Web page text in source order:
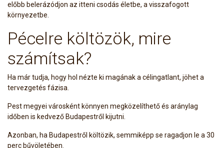
előbb belerázódjon az itteni csodás életbe, a visszafogott
környezetbe.
Pécelre költözök, mire
számítsak?
Ha már tudja, hogy hol nézte ki magának a célingatlant, jöhet a
tervezgetés fázisa.
Pest megyei városként könnyen megközelíthető és aránylag
időben is kedvező Budapestről kijutni.
Azonban, ha Budapestről költözik, semmiképp se ragadjon le a 30
perc bűvöletében.